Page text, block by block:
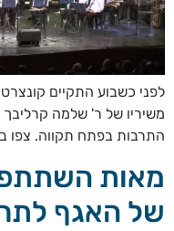
לפני כשבוע התקיים
משיריו של ר' שלמה קרליבך
התרבות בפתח תקווה. צפו
מאות
של האגף